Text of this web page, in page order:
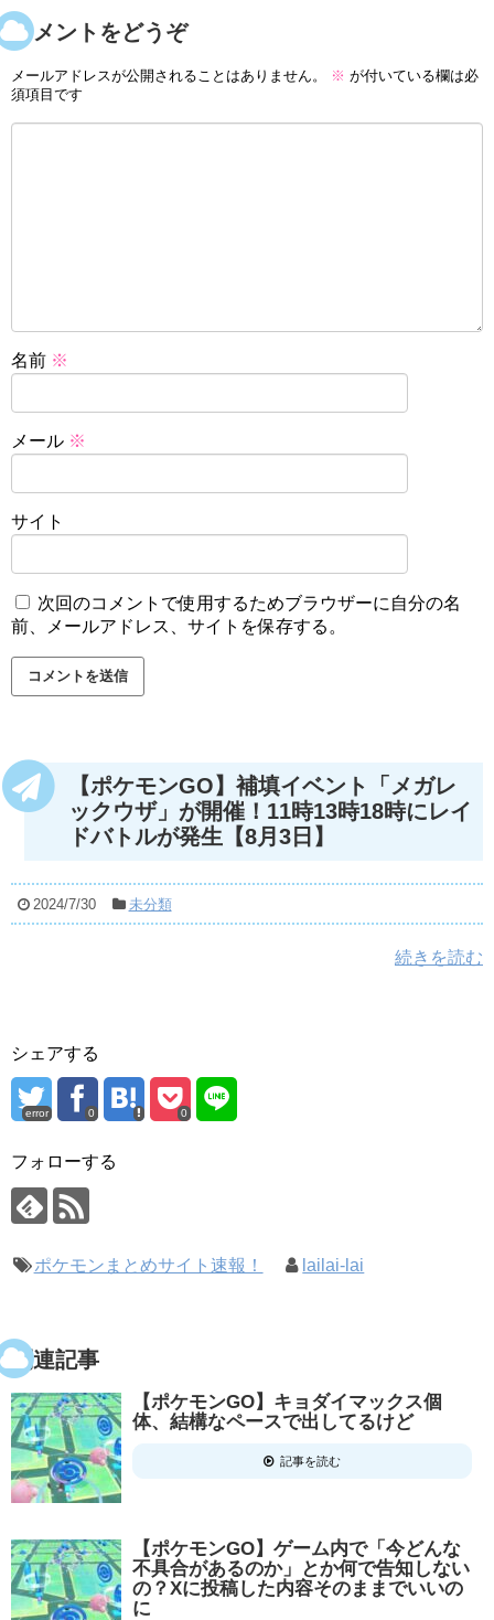
コメントをどうぞ
メールアドレスが公開されることはありません。 ※ が付いている欄は必
須項目です
名前 ※
メール ※
サイト
次回のコメントで使用するためブラウザーに自分の名
前、メールアドレス、サイトを保存する。
【ポケモンGO】補填イベント「メガレ
ックウザ」が開催！11時13時18時にレイ
ドバトルが発生【8月3日】
2024/7/30 未分類
続きを読む
シェアする
error 0 0
フォローする
ポケモンまとめサイト速報！ lailai-lai
関連記事
【ポケモンGO】キョダイマックス個
体、結構なペースで出してるけど
記事を読む
【ポケモンGO】ゲーム内で「今どんな
不具合があるのか」とか何で告知しない
の？Xに投稿した内容そのままでいいの
に